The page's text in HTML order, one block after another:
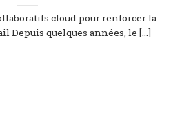
cloud pour renforcer la
Depuis quelques années, le [...]